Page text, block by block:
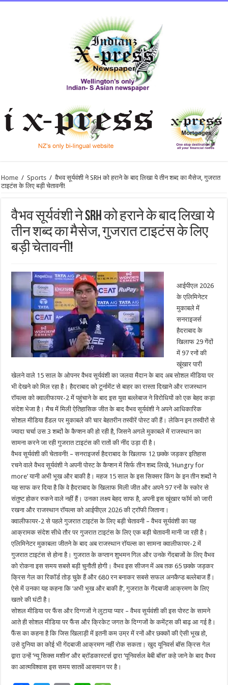
Home / Sports / वैभव सूर्यवंशी ने SRH को हराने के बाद लिखा ये तीन शब्द का मैसेज, गुजरात
टाइटंस के लिए बड़ी चेतावनी!
वैभव सूर्यवंशी ने SRH को हराने के बाद लिखा ये
तीन शब्द का मैसेज, गुजरात टाइटंस के लिए
बड़ी चेतावनी!
आईपीएल 2026
के एलिमिनेटर
मुकाबले में
सनराइजर्स
हैदराबाद के
खिलाफ 29 गेंदों
में 97 रनों की
खूंखार पारी
खेलने वाले 15 साल के ओपनर वैभव सूर्यवंशी का जलवा मैदान के बाद अब सोशल मीडिया पर
भी देखने को मिल रहा है। हैदराबाद को टूर्नामेंट से बाहर का रास्ता दिखाने और राजस्थान
रॉयल्स को क्वालीफायर-2 में पहुंचाने के बाद इस युवा बल्लेबाज ने विरोधियों को एक बेहद कड़ा
संदेश भेजा है। मैच में मिली ऐतिहासिक जीत के बाद वैभव सूर्यवंशी ने अपने आधिकारिक
सोशल मीडिया हैंडल पर मुकाबले की चार बेहतरीन तस्वीरें पोस्ट की हैं। लेकिन इन तस्वीरों से
ज्यादा चर्चा उस 3 शब्दों के कैप्शन की हो रही है, जिसने अगले मुकाबले में राजस्थान का
सामना करने जा रही गुजरात टाइटंस की रातों की नींद उड़ा दी है।
वैभव सूर्यवंशी की चेतावनी! – सनराइजर्स हैदराबाद के खिलाफ 12 छक्के जड़कर इतिहास
रचने वाले वैभव सूर्यवंशी ने अपनी पोस्ट के कैप्शन में सिर्फ तीन शब्द लिखे, ‘Hungry for
more’ यानी अभी भूख और बाकी है। महज 15 साल के इस सिक्सर किंग के इन तीन शब्दों ने
यह साफ कर दिया है कि वे हैदराबाद के खिलाफ मिली जीत और अपने 97 रनों के स्कोर से
संतुष्ट होकर रुकने वाले नहीं हैं। उनका लक्ष्य बेहद साफ है, अपनी इस खूंखार फॉर्म को जारी
रखना और राजस्थान रॉयल्स को आईपीएल 2026 की ट्रॉफी जिताना।
क्वालीफायर-2 से पहले गुजरात टाइटंस के लिए बड़ी चेतावनी – वैभव सूर्यवंशी का यह
आक्रामक संदेश सीधे तौर पर गुजरात टाइटंस के लिए एक बड़ी चेतावनी मानी जा रही है।
एलिमिनेटर मुकाबला जीतने के बाद अब राजस्थान रॉयल्स का सामना क्वालीफायर-2 में
गुजरात टाइटंस से होना है। गुजरात के कप्तान शुभमन गिल और उनके गेंदबाजों के लिए वैभव
को रोकना इस समय सबसे बड़ी चुनौती होगी। वैभव इस सीजन में अब तक 65 छक्के जड़कर
क्रिस गेल का रिकॉर्ड तोड़ चुके हैं और 680 रन बनाकर सबसे सफल अनकैप्ड बल्लेबाज हैं।
ऐसे में उनका यह कहना कि ‘अभी भूख और बाकी है’, गुजरात के गेंदबाजी आक्रमण के लिए
खतरे की घंटी है।
सोशल मीडिया पर फैंस और दिग्गजों ने लुटाया प्यार – वैभव सूर्यवंशी की इस पोस्ट के सामने
आते ही सोशल मीडिया पर फैंस और क्रिकेट जगत के दिग्गजों के कमेंट्स की बाढ़ आ गई है।
फैंस का कहना है कि जिस खिलाड़ी में इतनी कम उम्र में रनों और छक्कों की ऐसी भूख हो,
उसे दुनिया का कोई भी गेंदबाजी आक्रमण नहीं रोक सकता। खुद यूनिवर्स बॉस क्रिस गेल
द्वारा उन्हें ‘न्यू सिक्स मशीन’ और ब्रॉडकास्टर्स द्वारा ‘यूनिवर्सल बेबी बॉस’ कहे जाने के बाद वैभव
का आत्मविश्वास इस समय सातवें आसमान पर है।